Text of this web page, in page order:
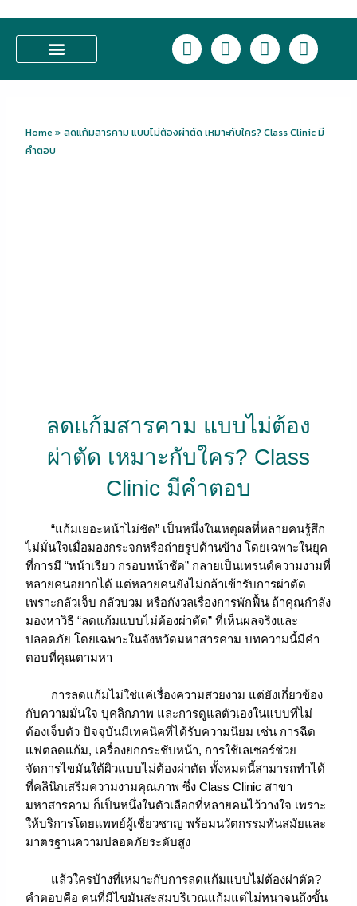
L
i
n
F
a
c
o
I
n
s
g
T
i
k
k
Home »ลดแก้มสารคาม แบบไม่ต้องผ่าตัด เหมาะกับใคร? Class Clinic มี
คำตอบ
ลดแก้มสารคาม แบบไม่ต้อง
ผ่าตัด เหมาะกับใคร? Class
Clinic มีคำตอบ
“แก้มเยอะหน้าไม่ชัด” เป็นหนึ่งในเหตุผลที่หลายคนรู้สึก
ไม่มั่นใจเมื่อมองกระจกหรือถ่ายรูปด้านข้าง โดยเฉพาะในยุค
ที่การมี “หน้าเรียว กรอบหน้าชัด” กลายเป็นเทรนด์ความงามที่
หลายคนอยากได้ แต่หลายคนยังไม่กล้าเข้ารับการผ่าตัด
เพราะกลัวเจ็บ กลัวบวม หรือกังวลเรื่องการพักฟื้น ถ้าคุณกำลัง
มองหาวิธี “ลดแก้มแบบไม่ต้องผ่าตัด” ที่เห็นผลจริงและ
ปลอดภัย โดยเฉพาะในจังหวัดมหาสารคาม บทความนี้มีคำ
ตอบที่คุณตามหา
การลดแก้มไม่ใช่แค่เรื่องความสวยงาม แต่ยังเกี่ยวข้อง
กับความมั่นใจ บุคลิกภาพ และการดูแลตัวเองในแบบที่ไม่
ต้องเจ็บตัว ปัจจุบันมีเทคนิคที่ได้รับความนิยม เช่น การฉีด
แฟตลดแก้ม, เครื่องยกกระชับหน้า, การใช้เลเซอร์ช่วย
จัดการไขมันใต้ผิวแบบไม่ต้องผ่าตัด ทั้งหมดนี้สามารถทำได้
ที่คลินิกเสริมความงามคุณภาพ ซึ่ง Class Clinic สาขา
มหาสารคาม ก็เป็นหนึ่งในตัวเลือกที่หลายคนไว้วางใจ เพราะ
ให้บริการโดยแพทย์ผู้เชี่ยวชาญ พร้อมนวัตกรรมทันสมัยและ
มาตรฐานความปลอดภัยระดับสูง
แล้วใครบ้างที่เหมาะกับการลดแก้มแบบไม่ต้องผ่าตัด?
คำตอบคือ คนที่มีไขมันสะสมบริเวณแก้มแต่ไม่หนาจนถึงขั้น